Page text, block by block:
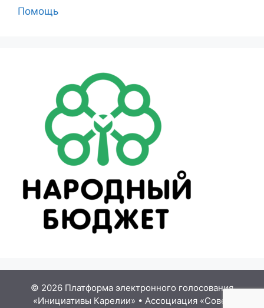
Помощь
© 2026 Платформа электронного голосования
«Инициативы Карелии» • Ассоциация «Совет